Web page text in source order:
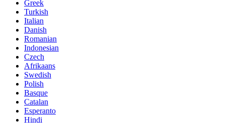
Greek
Turkish
Italian
Danish
Romanian
Indonesian
Czech
Afrikaans
Swedish
Polish
Basque
Catalan
Esperanto
Hindi